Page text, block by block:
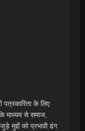
पत्रकारिता के लिए
के माध्यम से समाज,
मुद्दों को प्रभावी ढंग